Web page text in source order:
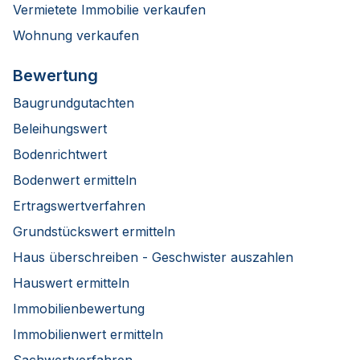
Vermietete Immobilie verkaufen
Wohnung verkaufen
Bewertung
Baugrundgutachten
Beleihungswert
Bodenrichtwert
Bodenwert ermitteln
Ertragswertverfahren
Grundstückswert ermitteln
Haus überschreiben - Geschwister auszahlen
Hauswert ermitteln
Immobilienbewertung
Immobilienwert ermitteln